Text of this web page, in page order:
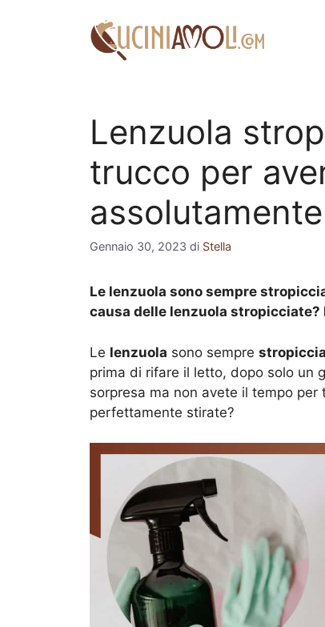
Lenzuola
trucco per
Gennaio 30, 2023 di Stella
Le lenzuola sono sempre
causa delle lenzuola
Le lenzuola sono sempre
prima di rifare il letto, dopo solo un
sorpresa ma non avete il tempo
perfettamente stirate?